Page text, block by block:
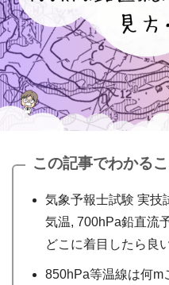
この記事でわかる
気象予報士試験 実技
気温, 700hPa鉛直流
どこに着目したら良
850hPa等温線は何m